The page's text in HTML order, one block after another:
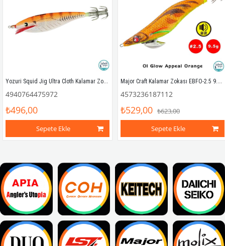
Yozuri Squid Jig Ultra Cloth Kalamar Zokası A331 M 9.0cm CL9
4940764475972
₺496,00
Sepete Ekle
Major Craft Kalamar Zokası EBFO-2.5 9.5gr #01 Glow Appeal Orange
4573236187112
₺529,00 ₺623,00
Sepete Ekle